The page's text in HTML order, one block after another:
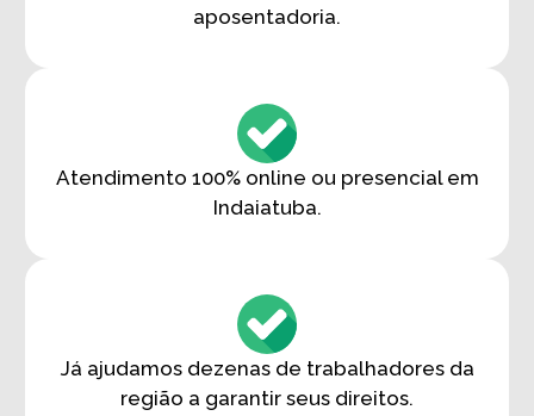
aposentadoria.
Atendimento 100% online ou presencial em
Indaiatuba.
Já ajudamos dezenas de trabalhadores da
região a garantir seus direitos.